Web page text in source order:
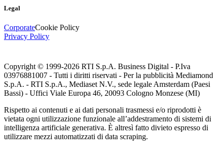
Legal
CorporateCookie Policy
Privacy Policy
Copyright © 1999-2026 RTI S.p.A. Business Digital - P.Iva
03976881007 - Tutti i diritti riservati - Per la pubblicità Mediamond
S.p.A. - RTI S.p.A., Mediaset N.V., sede legale Amsterdam (Paesi
Bassi) - Uffici Viale Europa 46, 20093 Cologno Monzese (MI)
Rispetto ai contenuti e ai dati personali trasmessi e/o riprodotti è
vietata ogni utilizzazione funzionale all’addestramento di sistemi di
intelligenza artificiale generativa. È altresì fatto divieto espresso di
utilizzare mezzi automatizzati di data scraping.